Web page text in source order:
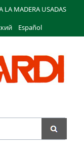
LA MADERA USADAS
Español